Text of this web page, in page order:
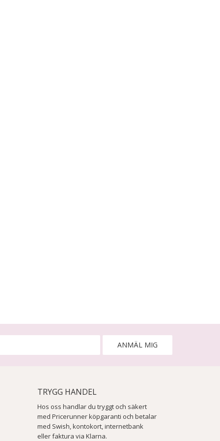
ANMÄL MIG
TRYGG HANDEL
Hos oss handlar du tryggt och säkert
med Pricerunner köpgaranti och betalar
med Swish, kontokort, internetbank
eller faktura via Klarna.